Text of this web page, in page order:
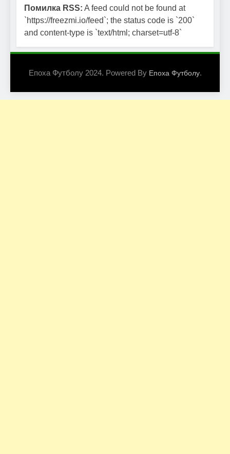
Помилка RSS: A feed could not be found at
`https://freezmi.io/feed`; the status code is `200`
and content-type is `text/html; charset=utf-8`
Епоха Футболу 2024. Powered By Епоха Футболу.